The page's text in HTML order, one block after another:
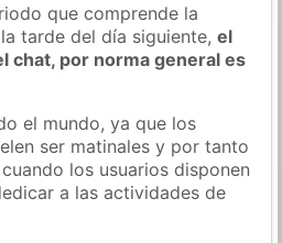
que comprende la
tarde del día siguiente,el
chat, por norma general es
el mundo, ya que los
ser matinales y por tanto
los usuarios disponen
a las actividades de